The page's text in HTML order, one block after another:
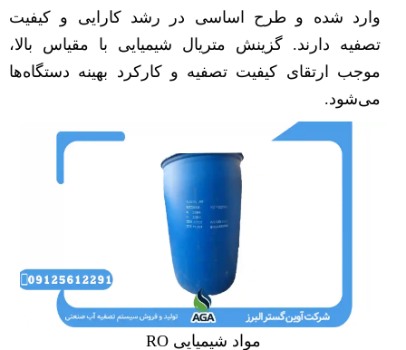
وارد شده و طرح اساسی در رشد کارایی و کیفیت
تصفیه دارند. گزینش متریال شیمیایی با مقیاس بالا،
موجب ارتقای کیفیت تصفیه و کارکرد بهینه دستگاه‌ها
می‌شود.
مواد شیمیایی RO